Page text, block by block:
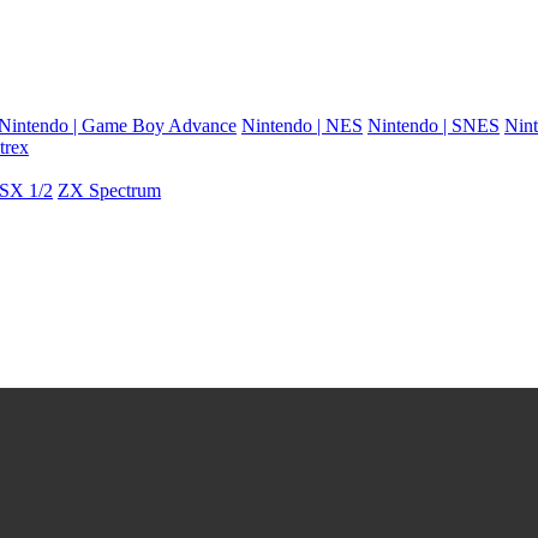
| Game Boy Advance Nintendo | NES Nintendo | SNES
1/2 ZX Spectrum